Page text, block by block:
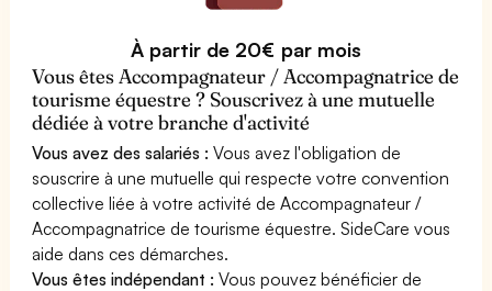
À partir de 20€ par mois
Vous êtes Accompagnateur / Accompagnatrice de
tourisme équestre ? Souscrivez à une mutuelle
dédiée à votre branche d'activité
Vous avez des salariés : Vous avez l'obligation de
souscrire à une mutuelle qui respecte votre convention
collective liée à votre activité de Accompagnateur /
Accompagnatrice de tourisme équestre. SideCare vous
aide dans ces démarches.
Vous êtes indépendant : Vous pouvez bénéficier de